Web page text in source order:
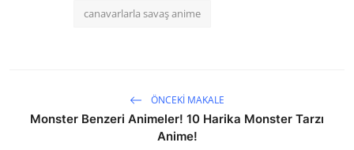
canavarlarla savaş anime
ÖNCEKI MAKALE
Monster Benzeri Animeler! 10 Harika Monster Tarzı
Anime!